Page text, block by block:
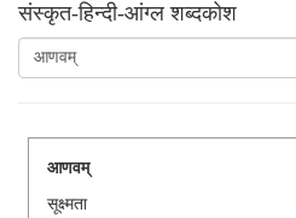
संस्‍कृत-हिन्दी-आंग्ल शब्दकोश
आणवम्
सूक्ष्मता